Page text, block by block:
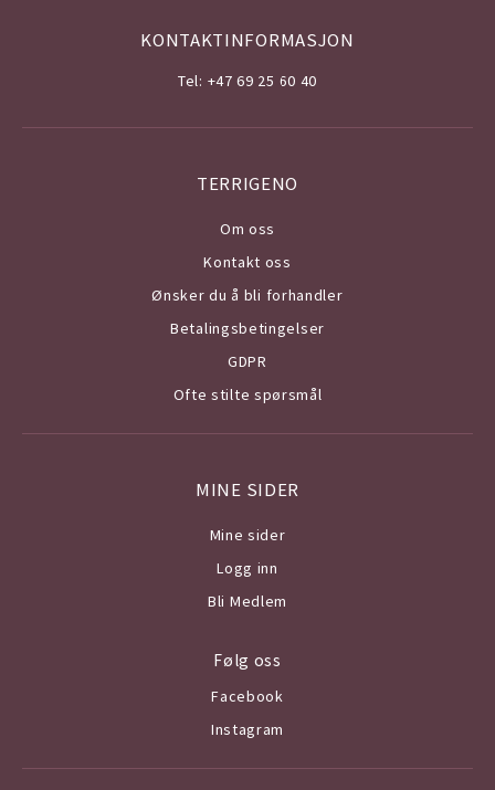
KONTAKTINFORMASJON
Tel: +47 69 25 60 40
TERRIGENO
Om oss
Kontakt oss
Ønsker du å bli forhandler
Betalingsbetingelser
GDPR
Ofte stilte spørsmål
MINE SIDER
Mine sider
Logg inn
Bli Medlem
Følg oss
Facebook
Instagram